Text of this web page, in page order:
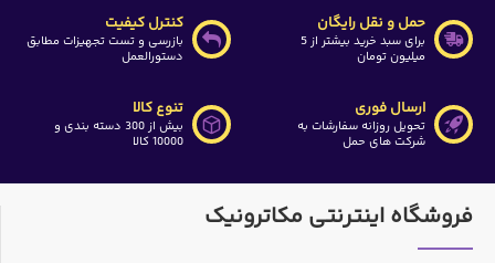
حمل و نقل رایگان
برای سبد خرید بیشتر از 5
میلیون تومان
کنترل کیفیت
بازرسی و تست تجهیزات مطابق
دستورالعمل
ارسال فوری
تحویل روزانه سفارشات به
شرکت های حمل
تنوع کالا
بیش از 300 دسته بندی و
10000 کالا
فروشگاه اینترنتی مکاترونیک